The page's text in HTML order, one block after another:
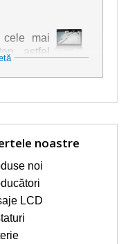
cele mai
astfel
de
calitate.
Cele mai
rupt
LCD
noastre
noi
LCD